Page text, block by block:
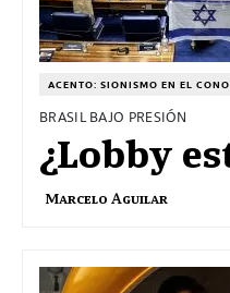
ACENTO: SIONISMO EN EL CONO
BRASIL BAJO PRESIÓN
¿Lobby
Marcelo Aguilar